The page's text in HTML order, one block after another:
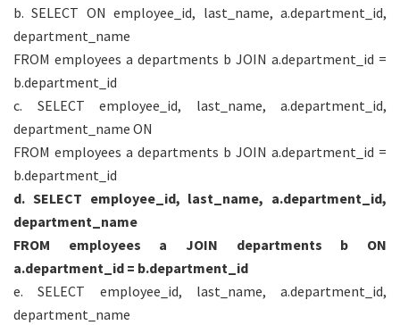
b. SELECT ON employee_id, last_name, a.department_id,
department_name
FROM employees a departments b JOIN a.department_id =
b.department_id
c. SELECT employee_id, last_name, a.department_id,
department_name ON
FROM employees a departments b JOIN a.department_id =
b.department_id
d. SELECT employee_id, last_name, a.department_id,
department_name
FROM employees a JOIN departments b ON
a.department_id = b.department_id
e. SELECT employee_id, last_name, a.department_id,
department_name